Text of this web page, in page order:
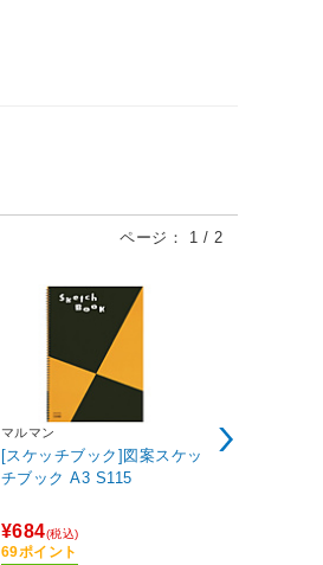
ページ： 1 / 2
マルマン
[スケッチブック]図案スケッ
チブック A3 S115
¥684(税込)
69ポイント